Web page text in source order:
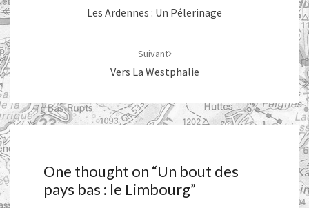
Les Ardennes : Un Pélerinage
Suivant
Vers La Westphalie
One thought on “Un bout des
pays bas : le Limbourg”